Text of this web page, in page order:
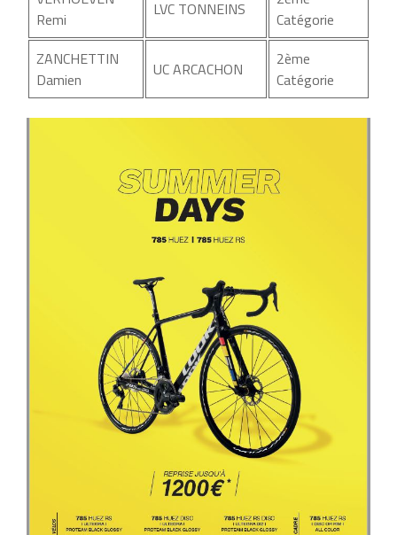
Remi
LVC TONNEINS
Catégorie
ZANCHETTIN
Damien
UC ARCACHON
2ème
Catégorie